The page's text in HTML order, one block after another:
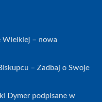
Wielkiej – nowa
– Zadbaj o Swoje
Dymer podpisane w